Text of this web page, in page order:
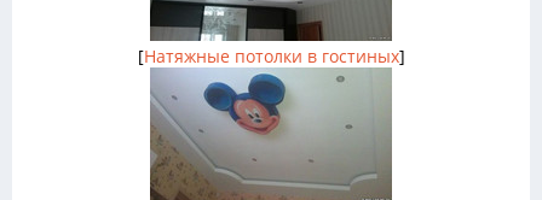
[Натяжные потолки в гостиных]